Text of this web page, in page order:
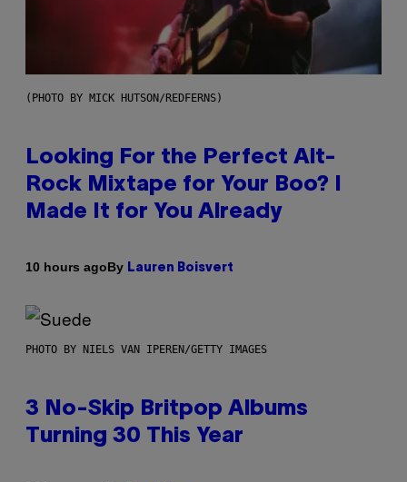
(PHOTO BY MICK HUTSON/REDFERNS)
Looking For the Perfect Alt-
Rock Mixtape for Your Boo? I
Made It for You Already
10 hours agoBy Lauren Boisvert
PHOTO BY NIELS VAN IPEREN/GETTY IMAGES
3 No-Skip Britpop Albums
Turning 30 This Year